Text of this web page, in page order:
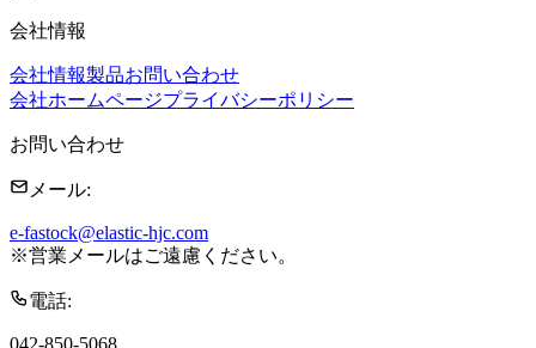
会社情報
会社情報製品お問い合わせ
会社ホームページプライバシーポリシー
お問い合わせ
メール:
e-fastock@elastic-hjc.com
※営業メールはご遠慮ください。
電話:
042-850-5068